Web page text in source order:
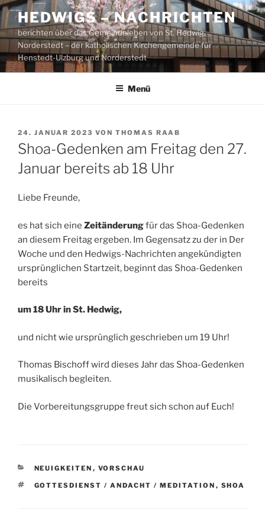
Zum
Inhalt
springen
HEDWIGS – NACHRICHTEN
berichten über das Gemeindeleben von St. Hedwig,
Norderstedt – der katholischen Kirchengemeinde für
Henstedt-Ulzburg und Norderstedt
Menü
VERÖFFENTLICHT
AM
24. JANUAR 2023 VON THOMAS RAAB
Shoa-Gedenken am Freitag den 27.
Januar bereits ab 18 Uhr
Liebe Freunde,
es hat sich eine Zeitänderungfür das Shoa-Gedenken
an diesem Freitag ergeben. Im Gegensatz zu der in Der
Woche und den Hedwigs-Nachrichten angekündigten
ursprünglichen Startzeit, beginnt das Shoa-Gedenken
bereits
um 18 Uhr in St. Hedwig,
und nicht wie ursprünglich geschrieben um 19 Uhr!
Thomas Bischoff wird dieses Jahr das Shoa-Gedenken
musikalisch begleiten.
Die Vorbereitungsgruppe freut sich schon auf Euch!
KATEGORIEN
NEUIGKEITEN , VORSCHAU
SCHLAGWÖRTER
GOTTESDIENST / ANDACHT / MEDITATION , SHOA